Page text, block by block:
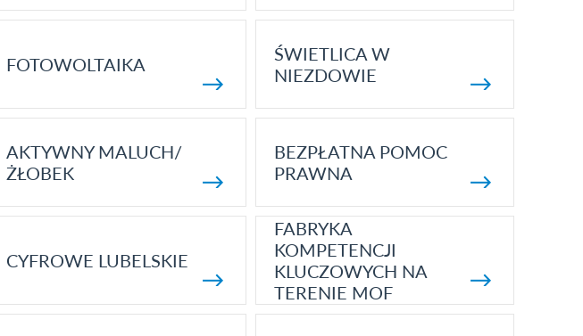
FOTOWOLTAIKA
ŚWIETLICA W
NIEZDOWIE
AKTYWNY MALUCH/
ŻŁOBEK
BEZPŁATNA POMOC
PRAWNA
CYFROWE LUBELSKIE
FABRYKA
KOMPETENCJI
KLUCZOWYCH NA
TERENIE MOF